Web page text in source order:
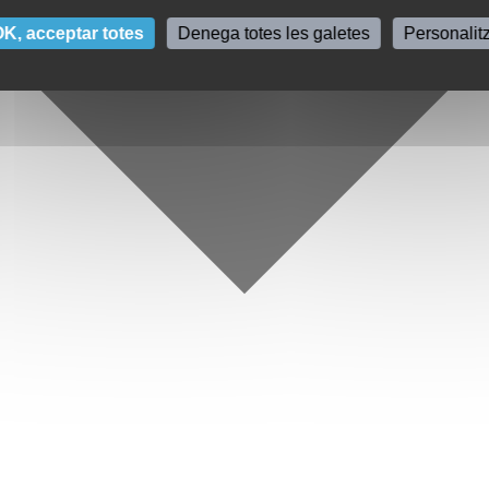
acceptar totes Denega totes les galetes